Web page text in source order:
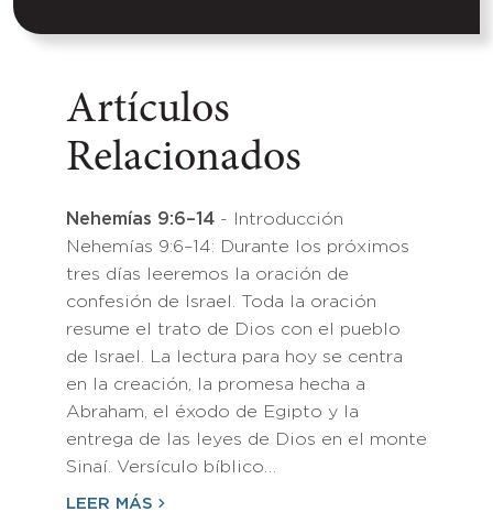
Artículos
Relacionados
Nehemías 9:6–14 - Introducción
Nehemías 9:6–14: Durante los próximos
tres días leeremos la oración de
confesión de Israel. Toda la oración
resume el trato de Dios con el pueblo
de Israel. La lectura para hoy se centra
en la creación, la promesa hecha a
Abraham, el éxodo de Egipto y la
entrega de las leyes de Dios en el monte
Sinaí. Versículo bíblico…
LEER MÁS